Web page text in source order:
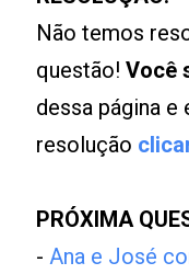
Não temos
questão!Você
dessa página e
resolução
PRÓXIMA
-Ana e José